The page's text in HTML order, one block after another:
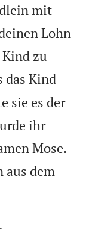
mit
Lohn
zu
das Kind
sie es der
ihr
Mose.
aus dem